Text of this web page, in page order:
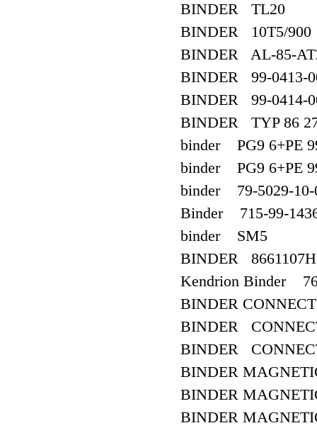
BINDER TL20
BINDER 10T5/900
BINDER AL-85-
BINDER 99-0413-
BINDER 99-0414-
BINDER TYP 86
binder PG9 6+PE
binder PG9 6+PE
binder 79-5029-10-
Binder 715-99-
binder SM5
BINDER
Kendrion Binder
BINDER
BINDER
BINDER
BINDER
BINDER
BINDER